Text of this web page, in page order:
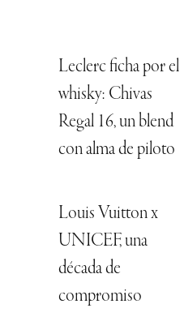
Leclerc ficha por el
whisky: Chivas
Regal 16, un blend
con alma de piloto
Louis Vuitton x
UNICEF, una
década de
compromiso